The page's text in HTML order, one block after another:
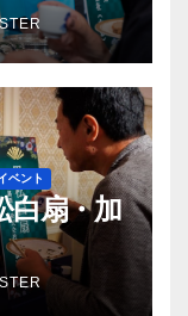
ベント
白扇・加